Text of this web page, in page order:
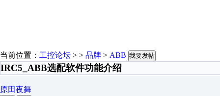
当前位置： 工控论坛 > > 品牌 > ABB 我要发帖
IRC5_ABB选配软件功能介绍
原田夜舞